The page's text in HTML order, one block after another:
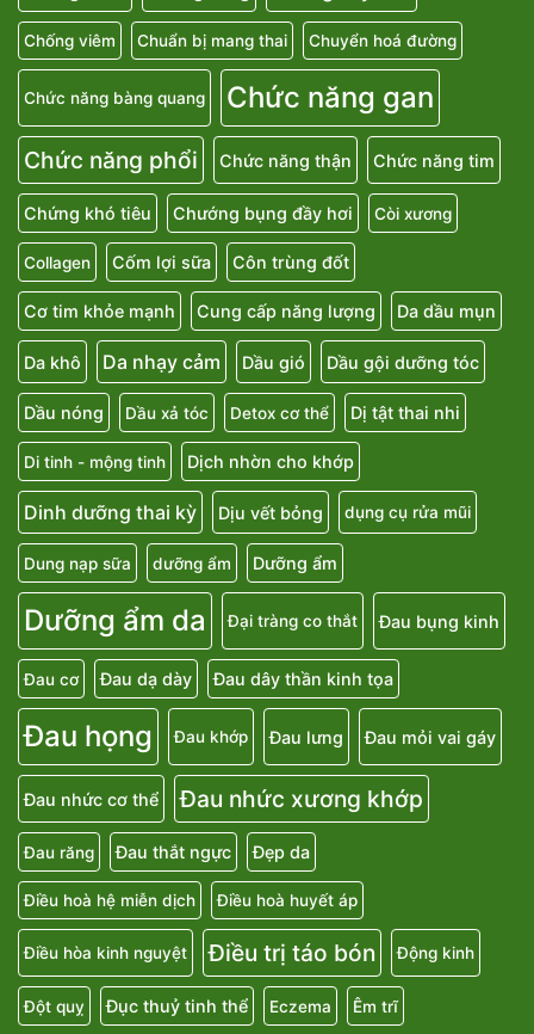
Chống viêm Chuẩn bị mang thai Chuyển hoá đường
Chức năng bàng quang Chức năng gan
Chức năng phổi Chức năng thận Chức năng tim
Chứng khó tiêu Chướng bụng đầy hơi Còi xương
Collagen Cốm lợi sữa Côn trùng đốt
Cơ tim khỏe mạnh Cung cấp năng lượng Da dầu mụn
Da khô Da nhạy cảm Dầu gió Dầu gội dưỡng tóc
Dầu nóng Dầu xả tóc Detox cơ thể Dị tật thai nhi
Di tinh - mộng tinh Dịch nhờn cho khớp
Dinh dưỡng thai kỳ Dịu vết bỏng dụng cụ rửa mũi
Dung nạp sữa dưỡng ẩm Dưỡng ẩm
Dưỡng ẩm da Đại tràng co thắt Đau bụng kinh
Đau cơ Đau dạ dày Đau dây thần kinh tọa
Đau họng Đau khớp Đau lưng Đau mỏi vai gáy
Đau nhức cơ thể Đau nhức xương khớp
Đau răng Đau thắt ngực Đẹp da
Điều hoà hệ miễn dịch Điều hoà huyết áp
Điều hòa kinh nguyệt Điều trị táo bón Động kinh
Đột quỵ Đục thuỷ tinh thể Eczema Êm trĩ